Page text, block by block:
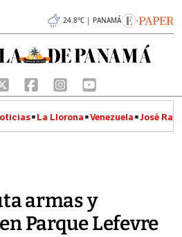
24.8°C | PANAMÁ
La Llorona Venezuela José
armas y
Parque Lefevre